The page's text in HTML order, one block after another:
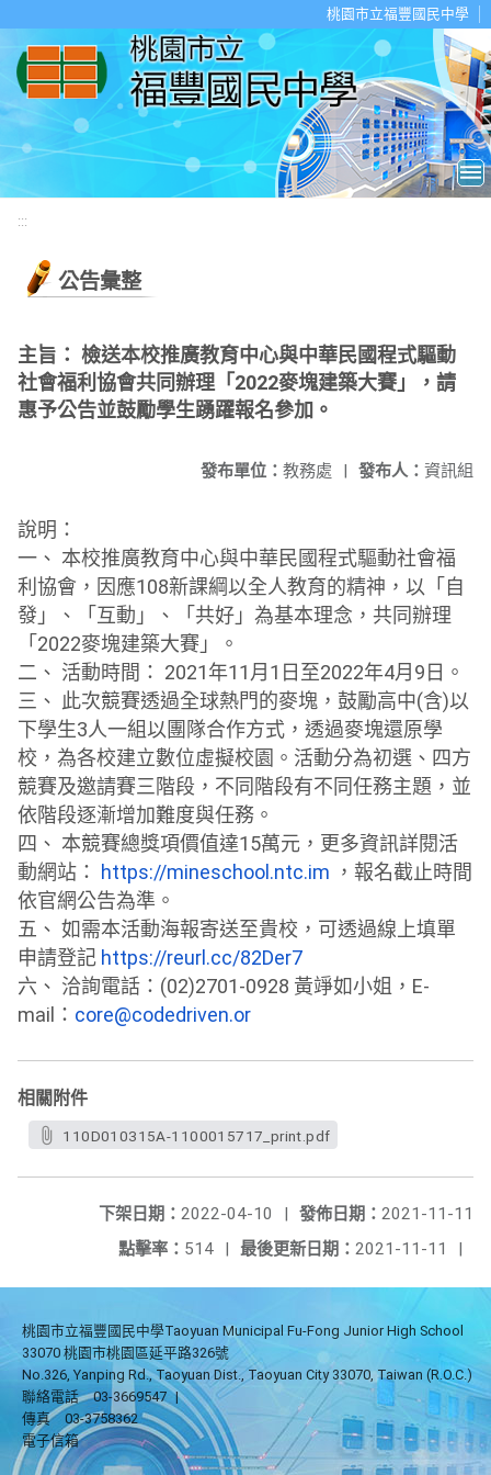
桃園市立福豐國民中學
:::
公告彙整
主旨： 檢送本校推廣教育中心與中華民國程式驅動
社會福利協會共同辦理「2022麥塊建築大賽」，請
惠予公告並鼓勵學生踴躍報名參加。
發布人： 資訊組
發布單位： 教務處 |
說明：
一、 本校推廣教育中心與中華民國程式驅動社會福
利協會， 因應108新課綱以全人教育的精神，以「自
發」、「互動」、「 共好」為基本理念，共同辦理
「2022麥塊建築大賽」。
二、 活動時間： 2021年11月1日至2022年4月9日。
三、 此次競賽透過全球熱門的麥塊，鼓勵高中(含)以
下學生3人一組以團隊合作方式，透過麥塊還原學
校， 為各校建立數位虛擬校園。活動分為初選、 四方
競賽及邀請賽三階段，不同階段有不同任務主題， 並
依階段逐漸增加難度與任務。
四、 本競賽總獎項價值達15萬元，更多資訊詳閱活
動網站： https://mineschool.ntc.im ，報名截止時間
依官網公告為準。
五、 如需本活動海報寄送至貴校，可透過線上填單
申請登記 https://reurl.cc/82Der7
六、 洽詢電話：(02)2701-0928 黃竫如小姐，E-
mail： core@codedriven.or
相關附件
110D010315A-1100015717_print.pdf
發佈日期： 2021-11-11
下架日期： 2022-04-10
|
最後更新日期： 2021-11-11 |
點擊率： 514 |
桃園市立福豐國民中學Taoyuan Municipal Fu-Fong Junior High School
33070 桃園市桃園區延平路326號
No.326, Yanping Rd., Taoyuan Dist., Taoyuan City 33070, Taiwan (R.O.C.)
聯絡電話
03-3669547 |
傳真
03-3758362
電子信箱